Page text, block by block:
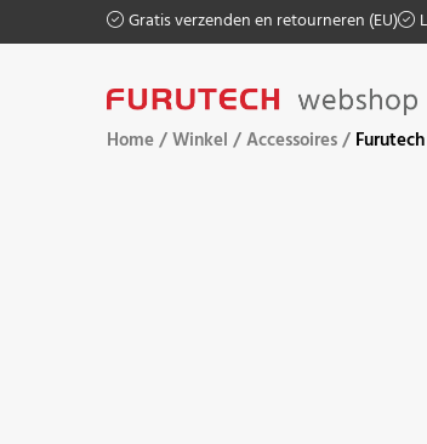
Gratis verzenden en retourneren (EU)
Home/Winkel /Accessoires/